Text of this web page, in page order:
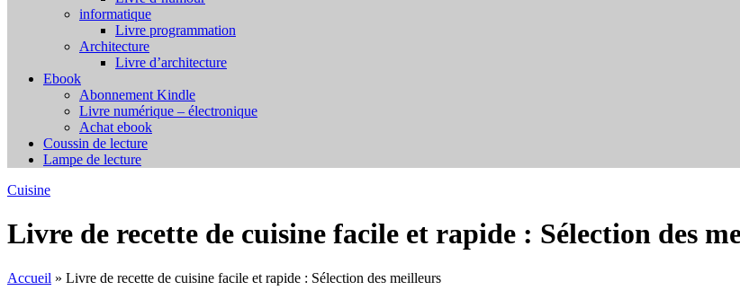
informatique
Livre programmation
Architecture
Livre d’architecture
Ebook
Abonnement Kindle
Livre numérique – électronique
Achat ebook
Coussin de lecture
Lampe de lecture
Cuisine
Livre de recette de cuisine facile et rapide : Sélection des
Accueil » Livre de recette de cuisine facile et rapide : Sélection des meilleurs